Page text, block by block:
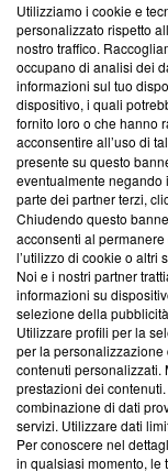
Questa sezione
News, sui nostri
creare news di
‘Trust Project -
ancora membro
parte; Trust
conformità agli
Su di noi
Team editoriale
Corporate
Redazione
Informativa
Cookie Policy
Blasting SA, IDI
Lugano (Svizzera)
Utilizziamo i cookie e
personalizzato rispetto
nostro traffico.
occupano di analisi dei
informazioni sul tuo
dispositivo, i quali
fornito loro o che hanno
acconsentire all’uso di
presente su questo
eventualmente negando
parte dei partner terzi,
Chiudendo questo
acconsenti al
l’utilizzo di cookie o altri
Noi e i nostri partner
informazioni su
selezione della
Utilizzare profili per la
per la
contenuti personalizzati.
prestazioni dei
combinazione di dati
servizi. Utilizzare dati
Per conoscere nel
in qualsiasi momento, le